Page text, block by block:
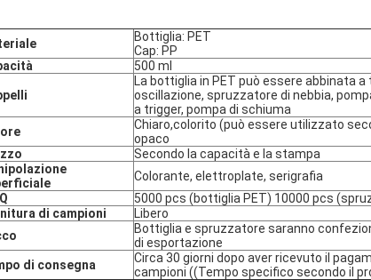
Bottiglia: PET
Cap: PP
500 ml
La bottiglia in PET può essere abbinata a
oscillazione, spruzzatore di nebbia,
a trigger, pompa di schiuma
Chiaro,colorito (può essere utilizzato
opaco
Secondo la capacità e la stampa
Colorante, elettroplate, serigrafia
5000 pcs (bottiglia PET) 10000 pcs
di campioni
Libero
Bottiglia e spruzzatore saranno
di esportazione
di consegna
Circa 30 giorni dopo aver ricevuto il
campioni ((Tempo specifico secondo il